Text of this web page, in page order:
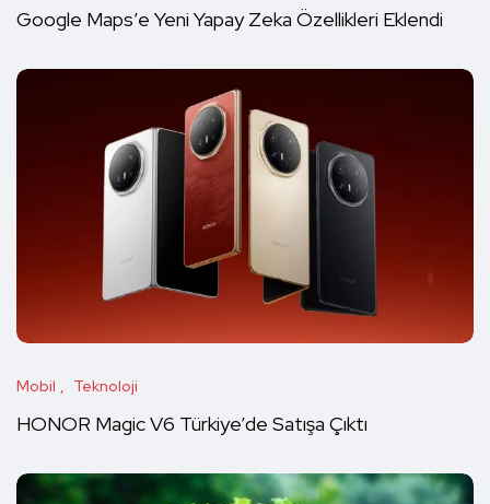
Google Maps’e Yeni Yapay Zeka Özellikleri Eklendi
Mobil Teknoloji
HONOR Magic V6 Türkiye’de Satışa Çıktı